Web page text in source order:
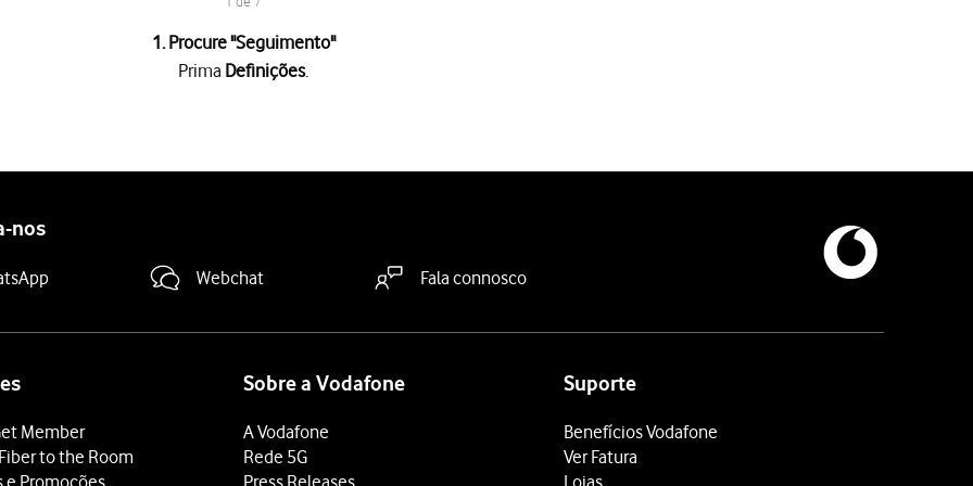
1. Procure "Seguimento"
Prima Definições.
apps pretendidas para ativar ou desativar a autorização de rastreamento para cada app.
deslize o dedo de baixo para cima a partir da base do ecrã.
nos
Webchat Fala connosco
Member
to the Room
e Promoções
Sobre a Vodafone
A Vodafone
Rede 5G
Press Releases
Suporte
Benefícios Vodafone
Ver Fatura
Lojas